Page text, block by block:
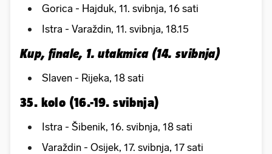
Gorica - Hajduk, 11. svibnja, 16 sati
Istra - Varaždin, 11. svibnja, 18.15
Kup, finale, 1. utakmica (14. svibnja)
Slaven - Rijeka, 18 sati
35. kolo (16.-19. svibnja)
Istra - Šibenik, 16. svibnja, 18 sati
Varaždin - Osijek, 17. svibnja, 17 sati